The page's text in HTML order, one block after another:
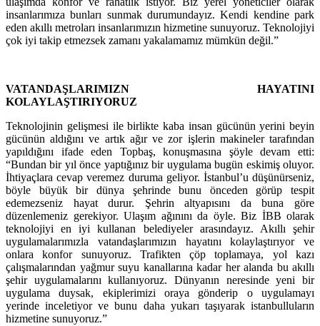
insanlarımıza bunları sunmak durumundayız. Kendi kendine park
eden akıllı metroları insanlarımızın hizmetine sunuyoruz. Teknolojiyi
çok iyi takip etmezsek zamanı yakalamamız mümkün değil.”
VATANDAŞLARIMIZN HAYATINI
KOLAYLAŞTIRIYORUZ
Teknolojinin gelişmesi ile birlikte kaba insan gücünün yerini beyin
gücünün aldığını ve artık ağır ve zor işlerin makineler tarafından
yapıldığını ifade eden Topbaş, konuşmasına şöyle devam etti:
“Bundan bir yıl önce yaptığınız bir uygulama bugün eskimiş oluyor.
İhtiyaçlara cevap veremez duruma geliyor. İstanbul’u düşünürseniz,
böyle büyük bir dünya şehrinde bunu önceden görüp tespit
edemezseniz hayat durur. Şehrin altyapısını da buna göre
düzenlemeniz gerekiyor. Ulaşım ağınını da öyle. Biz İBB olarak
teknolojiyi en iyi kullanan belediyeler arasındayız. Akıllı şehir
uygulamalarımızla vatandaşlarımızın hayatını kolaylaştırıyor ve
onlara konfor sunuyoruz. Trafikten çöp toplamaya, yol kazı
çalışmalarından yağmur suyu kanallarına kadar her alanda bu akıllı
şehir uygulamalarını kullanıyoruz. Dünyanın neresinde yeni bir
uygulama duysak, ekiplerimizi oraya gönderip o uygulamayı
yerinde inceletiyor ve bunu daha yukarı taşıyarak istanbulluların
hizmetine sunuyoruz.”